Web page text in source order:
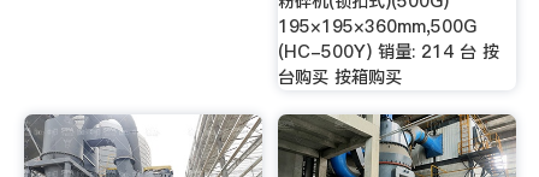
195×195×360mm,500G
(HC-500Y) 销量: 214 台 按
台购买 按箱购买